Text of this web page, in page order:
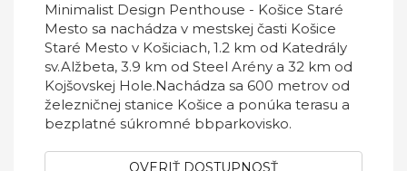
Minimalist Design Penthouse - Košice Staré
Mesto sa nachádza v mestskej časti Košice
Staré Mesto v Košiciach, 1.2 km od Katedrály
sv.Alžbeta, 3.9 km od Steel Arény a 32 km od
Kojšovskej Hole.Nachádza sa 600 metrov od
železničnej stanice Košice a ponúka terasu a
bezplatné súkromné bbparkovisko.
OVERIŤ DOSTUPNOSŤ